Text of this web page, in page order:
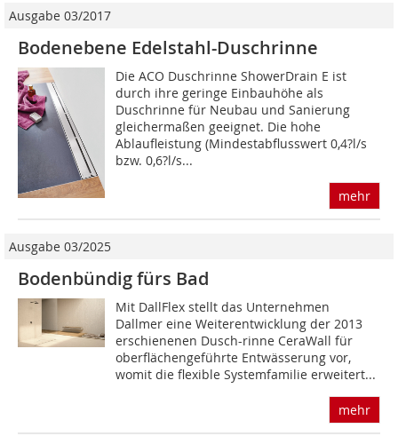
Ausgabe 03/2017
Bodenebene Edelstahl-Duschrinne
Die ACO Duschrinne ShowerDrain E ist
durch ihre geringe Einbauhöhe als
Duschrinne für Neubau und Sanierung
gleichermaßen geeignet. Die hohe
Ablaufleistung (Mindestabflusswert 0,4?l/s
bzw. 0,6?l/s...
mehr
Ausgabe 03/2025
Bodenbündig fürs Bad
Mit DallFlex stellt das Unternehmen
Dallmer eine Weiterentwicklung der 2013
erschienenen Dusch-rinne CeraWall für
oberflächengeführte Entwässerung vor,
womit die flexible Systemfamilie erweitert...
mehr